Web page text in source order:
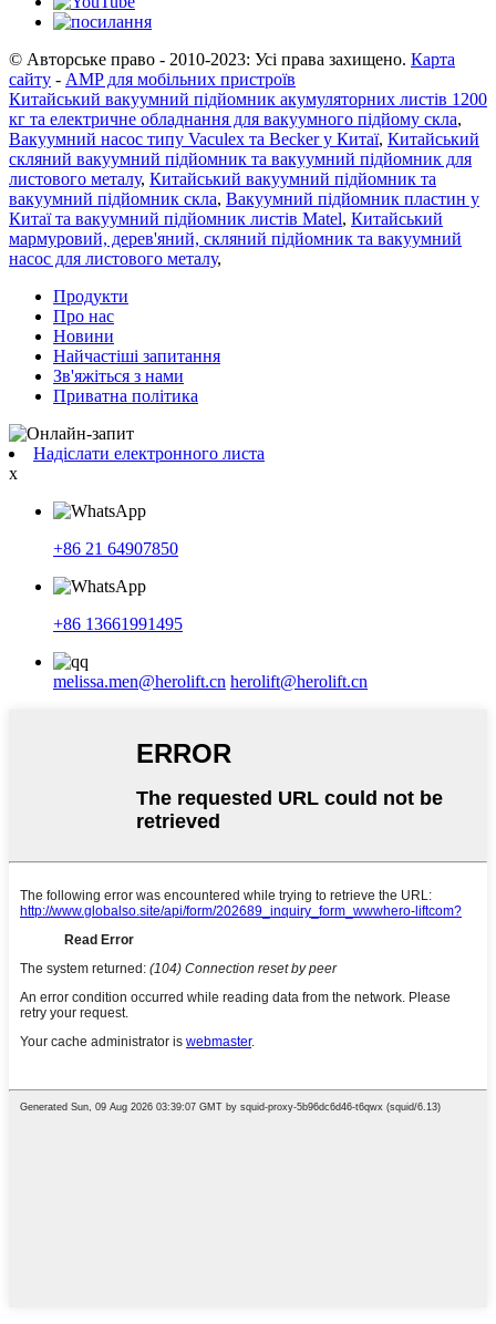
© Авторське право - 2010-2023: Усі права захищено. Карта
сайту - AMP для мобільних пристроїв
Китайський вакуумний підйомник акумуляторних листів 1200
кг та електричне обладнання для вакуумного підйому скла,
Вакуумний насос типу Vaculex та Becker у Китаї, Китайський
скляний вакуумний підйомник та вакуумний підйомник для
листового металу, Китайський вакуумний підйомник та
вакуумний підйомник скла, Вакуумний підйомник пластин у
Китаї та вакуумний підйомник листів Matel, Китайський
мармуровий, дерев'яний, скляний підйомник та вакуумний
насос для листового металу,
Продукти
Про нас
Новини
Найчастіші запитання
Зв'яжіться з нами
Приватна політика
Надіслати електронного листа
x
+86 21 64907850
+86 13661991495
melissa.men@herolift.cn herolift@herolift.cn